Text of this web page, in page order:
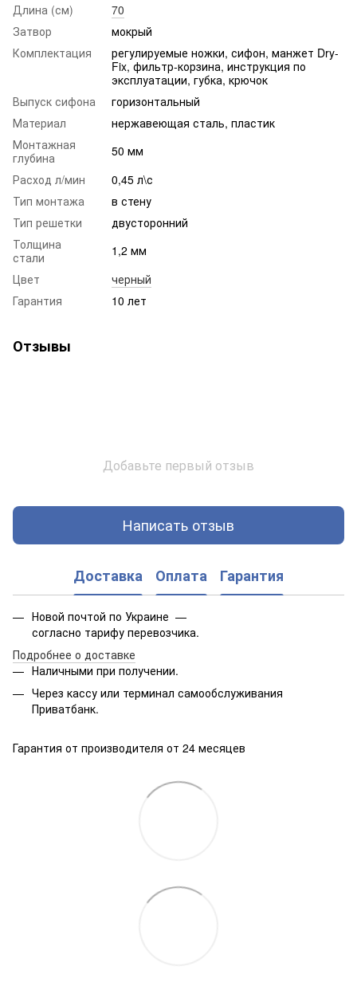
Длина (см)
70
Затвор
мокрый
Комплектация
регулируемые ножки, сифон, манжет Dry-
Fix, фильтр-корзина, инструкция по
эксплуатации, губка, крючок
Выпуск сифона
горизонтальный
Материал
нержавеющая сталь, пластик
Монтажная
глубина
50 мм
Расход л/мин
0,45 л\с
Тип монтажа
в стену
Тип решетки
двусторонний
Толщина
стали
1,2 мм
Цвет
черный
Гарантия
10 лет
Отзывы
Добавьте первый отзыв
Написать отзыв
Доставка Оплата Гарантия
Новой почтой по Украине —
согласно тарифу перевозчика.
Подробнее о доставке
Наличными при получении.
Через кассу или терминал самообслуживания
Приватбанк.
Гарантия от производителя от 24 месяцев